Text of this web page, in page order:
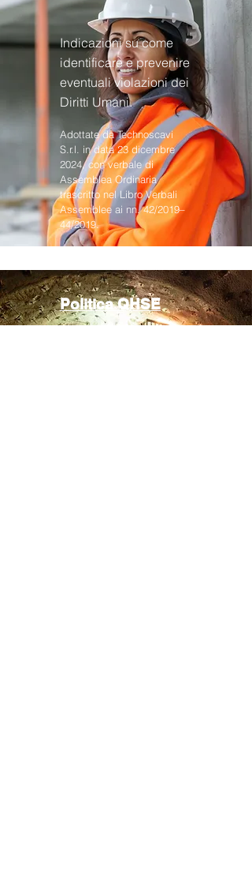
Indicazioni su come
identificare e prevenire
eventuali violazioni dei
Diritti Umani.
Adottate da Technoscavi
S.r.l. in data 23 dicembre
2024, con verbale di
Assemblea Ordinaria
trascritto nel Libro Verbali
Assemblee ai nn. 42/2019–
44/2019.
Politica QHSE